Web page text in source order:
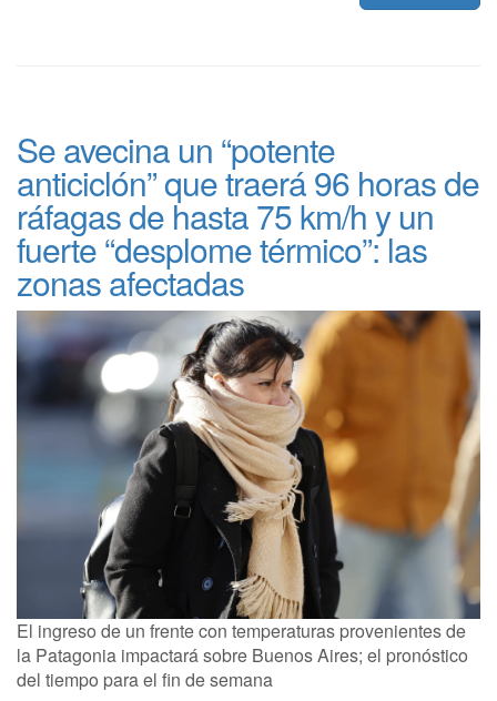
Se avecina un “potente
anticiclón” que traerá 96 horas de
ráfagas de hasta 75 km/h y un
fuerte “desplome térmico”: las
zonas afectadas
El ingreso de un frente con temperaturas provenientes de
la Patagonia impactará sobre Buenos Aires; el pronóstico
del tiempo para el fin de semana